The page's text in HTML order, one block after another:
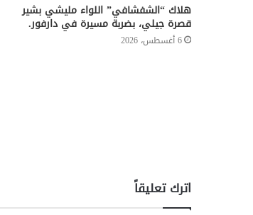
هلاك “الشفشافي” اللواء مليشي بشير
قصرة جيلي، بضربة مسيرة في دارفور.
6 أغسطس، 2026
اترك تعليقاً